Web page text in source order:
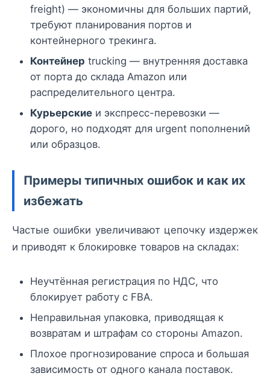
freight) — экономичны для больших партий,
требуют планирования портов и
контейнерного трекинга.
Контейнер trucking — внутренняя доставка
от порта до склада Amazon или
распределительного центра.
Курьерские и экспресс-перевозки —
дорого, но подходят для urgent пополнений
или образцов.
Примеры типичных ошибок и как их
избежать
Частые ошибки увеличивают цепочку издержек
и приводят к блокировке товаров на складах:
Неучтённая регистрация по НДС, что
блокирует работу с FBA.
Неправильная упаковка, приводящая к
возвратам и штрафам со стороны Amazon.
Плохое прогнозирование спроса и большая
зависимость от одного канала поставок.